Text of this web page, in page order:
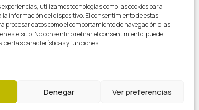
utilizamos tecnologías como las cookies para
la información del dispositivo. El consentimiento de estas
procesar datos como el comportamiento de navegación o las
este sitio. No consentir o retirar el consentimiento, puede
ciertas características y funciones.
Denegar Ver preferencias
 X (Twitter)
 Instagram